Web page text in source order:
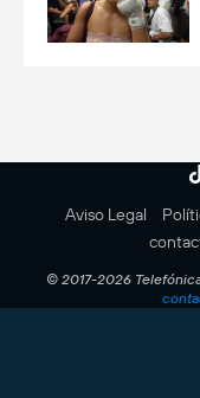
Aviso Legal
© 2017-2026